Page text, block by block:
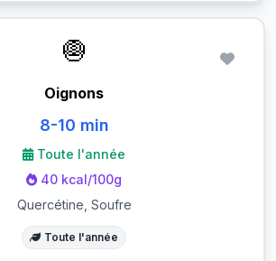
🧅
Oignons
8-10 min
Toute l'année
40 kcal/100g
Quercétine, Soufre
Toute l'année